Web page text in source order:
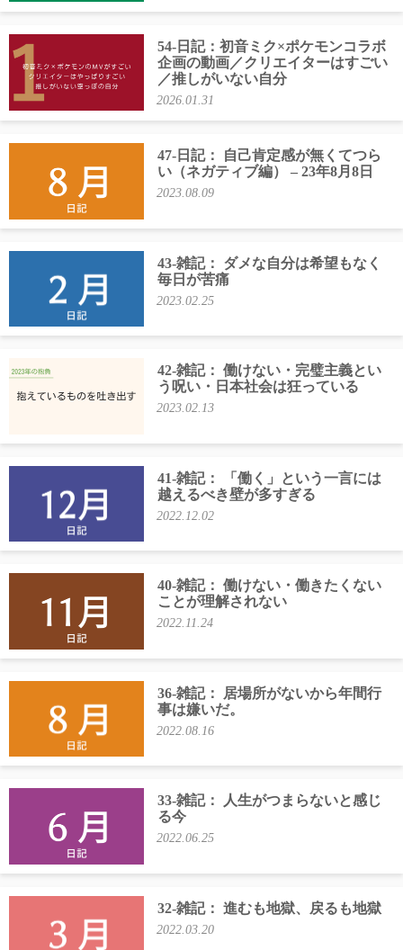
54-日記：初音ミク×ポケモンコラボ
企画の動画／クリエイターはすごい
／推しがいない自分
2026.01.31
47-日記： 自己肯定感が無くてつら
い（ネガティブ編） – 23年8月8日
2023.08.09
43-雑記： ダメな自分は希望もなく
毎日が苦痛
2023.02.25
42-雑記： 働けない・完璧主義とい
う呪い・日本社会は狂っている
2023.02.13
41-雑記： 「働く」という一言には
越えるべき壁が多すぎる
2022.12.02
40-雑記： 働けない・働きたくない
ことが理解されない
2022.11.24
36-雑記： 居場所がないから年間行
事は嫌いだ。
2022.08.16
33-雑記： 人生がつまらないと感じ
る今
2022.06.25
32-雑記： 進むも地獄、戻るも地獄
2022.03.20